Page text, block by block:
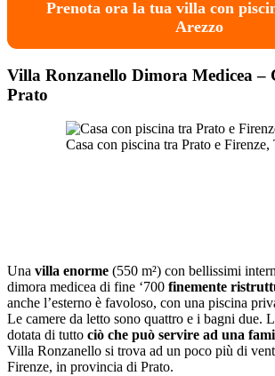
Prenota ora la tua villa con
Arezzo
Villa Ronzanello Dimora Medicea –
Prato
Casa con piscina tra Prato e Firenze,
Una villa enorme (550 m²) con bellissimi
dimora medicea di fine ‘700 finemente
anche l’esterno è favoloso, con una piscina
Le camere da letto sono quattro e i bagni due.
dotata di tutto ciò che può servire ad una
Villa Ronzanello si trova ad un poco più di
Firenze, in provincia di Prato.